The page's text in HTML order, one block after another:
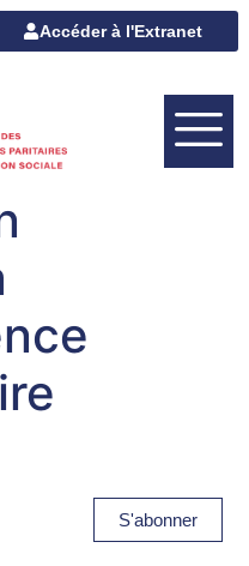
Accéder à l'Extranet
S'abonner